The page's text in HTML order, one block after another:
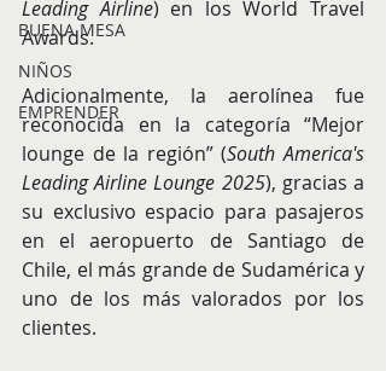
BUENA MESA
NIÑOS
EMPRENDER
Leading Airline) en los World Travel
Awards.
Adicionalmente, la aerolínea fue
reconocida en la categoría “Mejor
lounge de la región” (South America's
Leading Airline Lounge 2025), gracias a
su exclusivo espacio para pasajeros
en el aeropuerto de Santiago de
Chile, el más grande de Sudamérica y
uno de los más valorados por los
clientes.